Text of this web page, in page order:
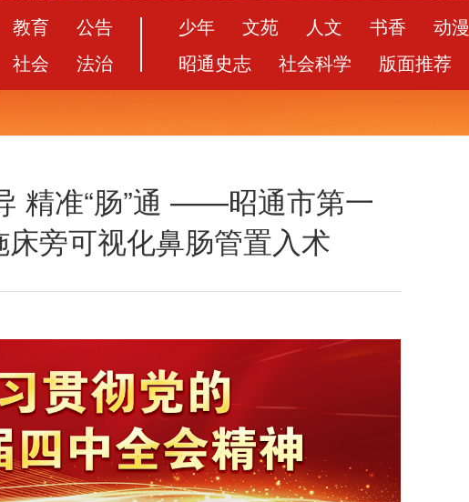
教育
公告
社会 法治
少年 文苑 人文 书香
动漫
昭通史志
社会科学 版面推荐
精准“肠”通 ——昭通市第一
旁可视化鼻肠管置入术